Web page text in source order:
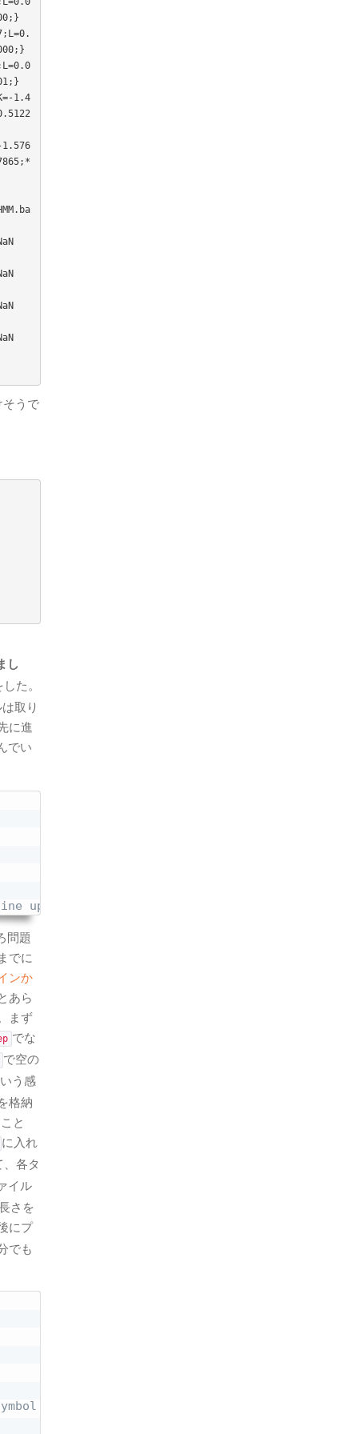
1.4
そうで
し
た。
取り
に進
でい
upon import
問題
でに
ンか
あら
まず
でな
で空の
う感
格納
と
に入れ
各タ
イル
さを
にプ
でも
line